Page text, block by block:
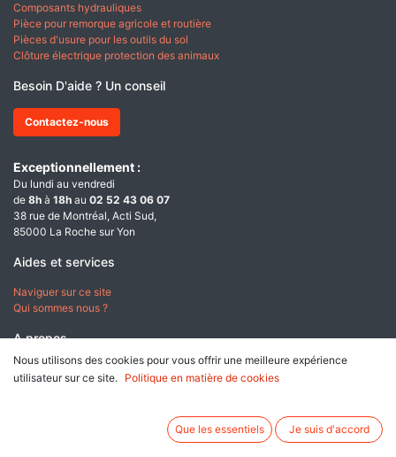
Composants hydrauliques
Pièce pour remorque agricole et routière
Pièces d'usure pour les outils du sol
Clôture électrique protection des animaux
Besoin D'aide ? Un conseil
Contactez-nous
Exceptionnellement :
Du lundi au vendredi
de 8h à 18h au 02 52 43 06 07
38 rue de Montréal, Acti Sud,
85000 La Roche sur Yon
Aides et services
Naviguer sur ce site
Qui sommes nous ?
A propos
Conditions générales de ventes
Données personnelles & Cookies
Nous utilisons des cookies pour vous offrir une meilleure expérience
utilisateur sur ce site.
Politique en matière de cookies
Que les essentiels Je suis d'accord